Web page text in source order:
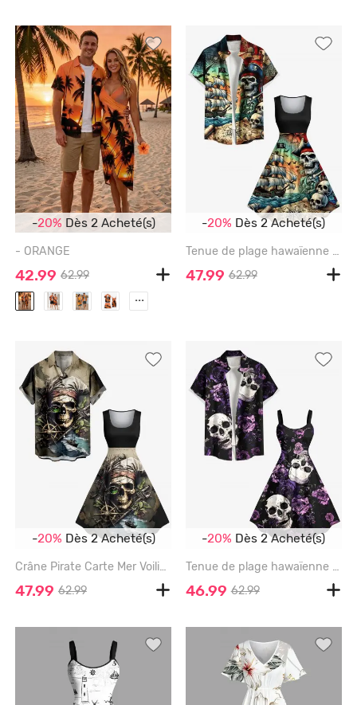
-20% Dès 2 Acheté(s)
- ORANGE
42.99 62.99
...
-20% Dès 2 Acheté(s)
Tenue de plage hawaïenne assortie grande taille, motif crânes, bateau pirate, vagues, croisière, pour couples - BLACK
47.99 62.99
-20% Dès 2 Acheté(s)
Crâne Pirate Carte Mer Voilier Boussole Imprimé Grande Taille Assortie Hawaï Croisière Plage Tenue Pour Couple - BLACK
47.99 62.99
-20% Dès 2 Acheté(s)
Tenue de plage hawaïenne assortie grande taille à imprimé tête de mort et roses pour couples - BLACK
46.99 62.99